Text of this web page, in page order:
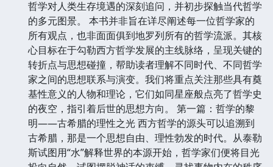
哲学对人类生存境遇的深刻追问，并初步探触当代哲学
的多元图景。 本书并非旨在详尽阐述每一位哲学家的
所有观点，也非面面俱到地罗列所有的哲学流派。其核
心目标在于勾勒西方哲学发展的主线脉络，呈现关键的
转折点与思想碰撞，帮助读者理解不同时代、不同哲学
家之间的思想联系与演变。我们将重点关注那些具有奠
基性意义的人物和理论，它们如同星座般点亮了哲学史
的夜空，指引着后世的思想方向。 第一篇：哲学的黎
明——古希腊的理性之光 西方哲学的源头可以追溯到
古希腊，那是一个思想自由、理性勃发的时代。从泰勒
斯试图用“水”解释世界的本源开始，哲学家们便将目光